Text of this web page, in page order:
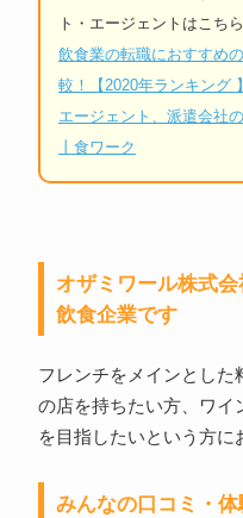
ト・エージェントはこちら
飲食業の転職におすすめ
較！【2020年ランキング
エージェント、派遣会社
丨食ワーク
オザミワール株式
飲食企業です
フレンチをメインとした
の店を持ちたい方、ワイ
を目指したいという方に
みんなの口コミ・